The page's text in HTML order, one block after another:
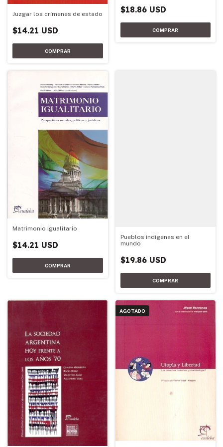
Juzgar los crímenes de estado
$14.21 USD
$18.86 USD
Matrimonio igualitario
$14.21 USD
Pueblos indígenas en el
mundo
$19.86 USD
AGOTADO